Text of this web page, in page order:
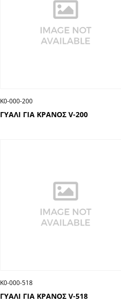
ΓΥΑΛΙ ΓΙΑ ΚΡΑΝΟΣ V-200
Κ0-000-200
ΓΥΑΛΙ ΓΙΑ ΚΡΑΝΟΣ V-518
Κ0-000-518